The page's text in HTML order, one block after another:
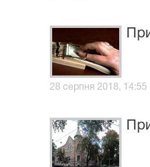
28 серпня 2018, 14:55